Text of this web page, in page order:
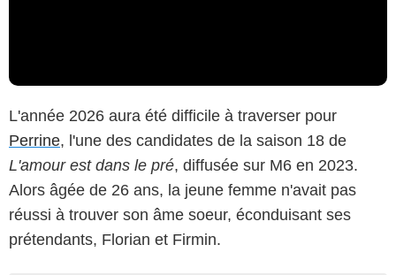
L'année 2026 aura été difficile à traverser pour
Perrine, l'une des candidates de la saison 18 de
L'amour est dans le pré, diffusée sur M6 en 2023.
Alors âgée de 26 ans, la jeune femme n'avait pas
réussi à trouver son âme soeur, éconduisant ses
prétendants, Florian et Firmin.